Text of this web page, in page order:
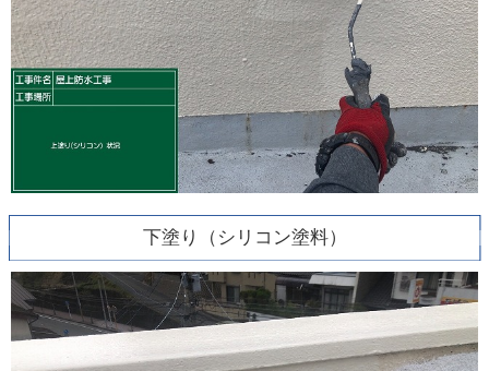
下塗り（シリコン塗料）